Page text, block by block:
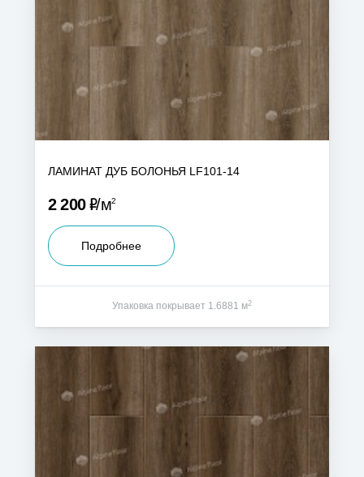
ЛАМИНАТ ДУБ БОЛОНЬЯ LF101-14
2 200Р м2
Подробнее
Упаковка покрывает 1.6881 м2